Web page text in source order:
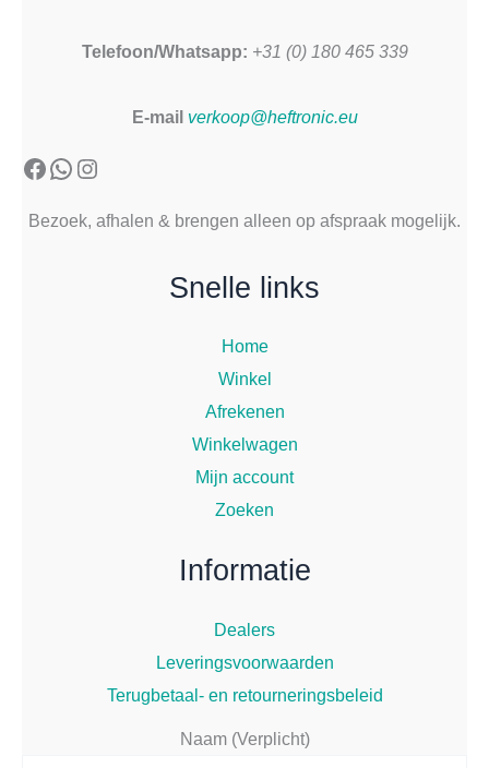
Telefoon/Whatsapp: +31 (0) 180 465 339
E-mail verkoop@heftronic.eu
Facebook
WhatsApp
Instagram
Bezoek, afhalen & brengen alleen op afspraak mogelijk.
Snelle links
Home
Winkel
Afrekenen
Winkelwagen
Mijn account
Zoeken
Informatie
Dealers
Leveringsvoorwaarden
Terugbetaal- en retourneringsbeleid
Naam (Verplicht)